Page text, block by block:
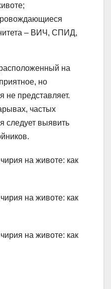
– ВИЧ, СПИД,
на
но
не представляет.
частых
следует выявить